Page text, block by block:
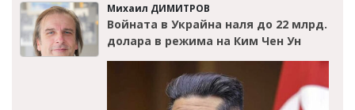
Михаил ДИМИТРОВ
Войната в Украйна наля до 22 млрд.
долара в режима на Ким Чен Ун